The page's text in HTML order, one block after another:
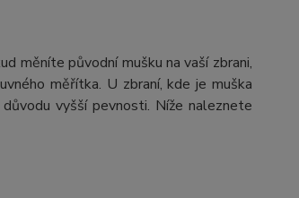
měníte původní mušku na vaší zbrani,
měřítka. U zbraní, kde je muška
vyšší pevnosti. Níže naleznete